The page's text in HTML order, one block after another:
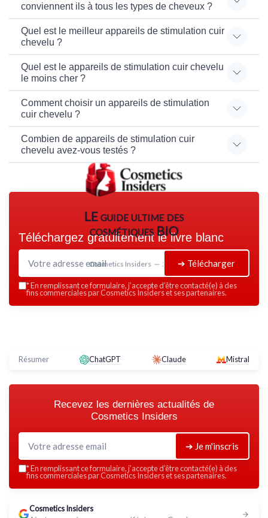
conviennent ils à tous les types de cheveux ?
Quel est le meilleur appareils de stimulation cuir
chevelu ?
Quel est le appareils de stimulation cuir chevelu
le moins cher ?
Comment choisir un appareils de stimulation
cuir chevelu ?
Combien de appareils de stimulation cuir
chevelu avez-vous testés ?
LE guide ultime des
cosmétiques BIO
Cosmetics Insiders — 2026
Téléchargez gratuitement le livre blanc
➔ Télécharger
*En remplissant ce formulaire, j’accepte d’être contacté(e) à des
fins commerciales par Cosmetics Insiders et ses partenaires.
Résumer ChatGPT Claude Mistral
Recevez les dernières actualités de
Cosmetics Insiders
➔ Je m'inscris
*En remplissant ce formulaire, j’accepte d’être contacté(e) à des
fins commerciales par Cosmetics Insiders et ses partenaires.
Cosmetics Insiders